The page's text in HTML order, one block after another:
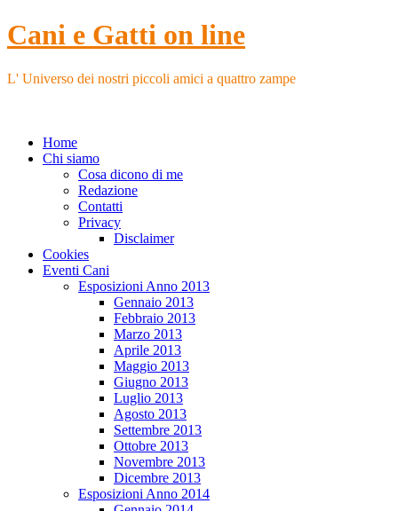
Cani e Gatti on line
L' Universo dei nostri piccoli amici a quattro zampe
Home
Chi siamo
Cosa dicono di me
Redazione
Contatti
Privacy
Disclaimer
Cookies
Eventi Cani
Esposizioni Anno 2013
Gennaio 2013
Febbraio 2013
Marzo 2013
Aprile 2013
Maggio 2013
Giugno 2013
Luglio 2013
Agosto 2013
Settembre 2013
Ottobre 2013
Novembre 2013
Dicembre 2013
Esposizioni Anno 2014